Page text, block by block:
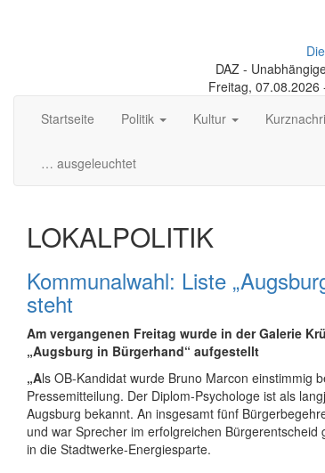
DAZ -
Freitag, 07.08.2026
Startseite
Politik Kultur
… ausgeleuchtet
LOKALPOLITIK
Kommunalwahl: Liste
steht
Am vergangenen Freitag wurde in der Galerie
„Augsburg in Bürgerhand“ aufgestellt
„Als OB-Kandidat wurde Bruno Marcon einstimmig
Pressemitteilung. Der Diplom-Psychologe ist als
Augsburg bekannt. An insgesamt fünf
und war Sprecher im erfolgreichen Bürgerentscheid
in die Stadtwerke-Energiesparte.